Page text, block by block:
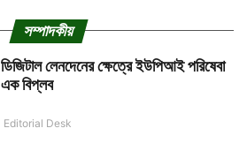
সম্পাদকীয়
ডিজিটাল লেনদেনের ক্ষেত্রে ইউপিআই পরিষেবা
এক বিপ্লব
Editorial Desk